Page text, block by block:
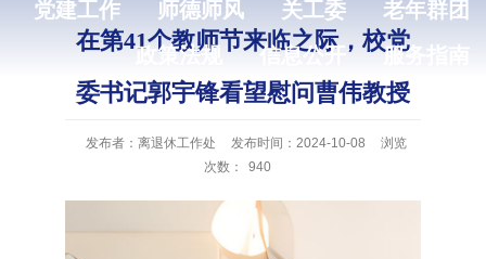
党建工作
师德师风 关工委
老年群团
政策法规
信息公开 服务指南
在第41个教师节来临之际，校党
委书记郭宇锋看望慰问曹伟教授
发布者：离退休工作处 发布时间：2024-10-08
浏览
次数：
940